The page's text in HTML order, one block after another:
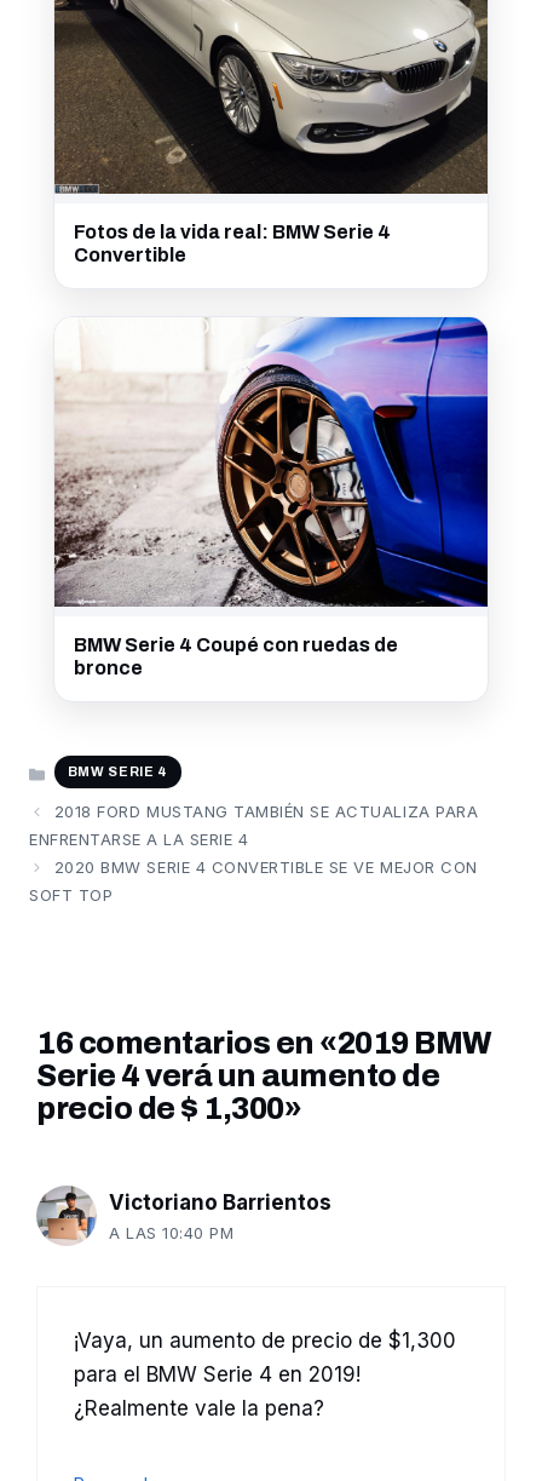
Fotos de la vida real: BMW Serie 4
Convertible
BMW Serie 4 Coupé con ruedas de
bronce
CATEGORÍAS
BMW SERIE 4
2018 FORD MUSTANG TAMBIÉN SE ACTUALIZA PARA
ENFRENTARSE A LA SERIE 4
2020 BMW SERIE 4 CONVERTIBLE SE VE MEJOR CON
SOFT TOP
16 comentarios en «2019 BMW
Serie 4 verá un aumento de
precio de $ 1,300»
Victoriano Barrientos
A LAS 10:40 PM
¡Vaya, un aumento de precio de $1,300
para el BMW Serie 4 en 2019!
¿Realmente vale la pena?